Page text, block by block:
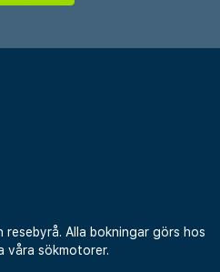
Alla bokningar görs hos
våra sökmotorer.